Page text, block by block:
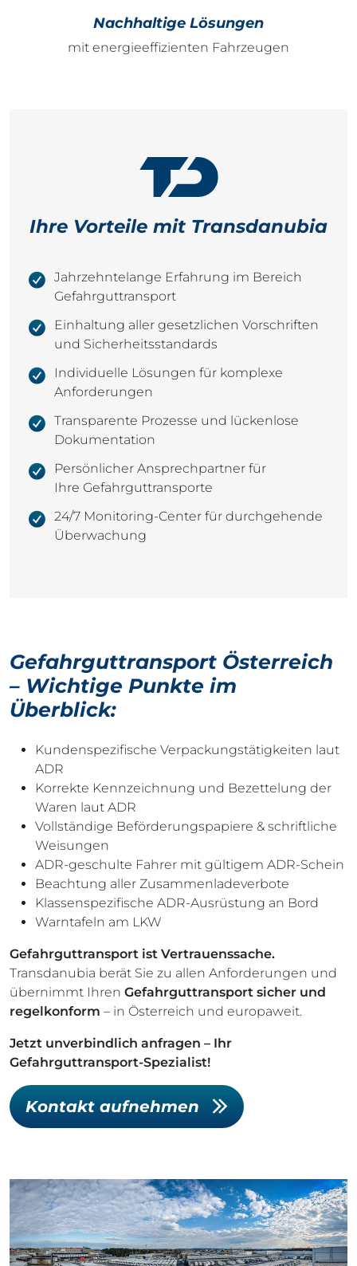
Nachhaltige Lösungen
mit energieeffizienten Fahrzeugen
Ihre Vorteile mit Transdanubia
Jahrzehntelange Erfahrung im Bereich
Gefahrguttransport
Einhaltung aller gesetzlichen Vorschriften
und Sicherheitsstandards
Individuelle Lösungen für komplexe
Anforderungen
Transparente Prozesse und lückenlose
Dokumentation
Persönlicher Ansprechpartner für
Ihre Gefahrguttransporte
24/7 Monitoring-Center für durchgehende
Überwachung
Gefahrguttransport Österreich
– Wichtige Punkte im
Überblick:
Kundenspezifische Verpackungstätigkeiten laut
ADR
Korrekte Kennzeichnung und Bezettelung der
Waren laut ADR
Vollständige Beförderungspapiere & schriftliche
Weisungen
ADR-geschulte Fahrer mit gültigem ADR-Schein
Beachtung aller Zusammenladeverbote
Klassenspezifische ADR-Ausrüstung an Bord
Warntafeln am LKW
Gefahrguttransport ist Vertrauenssache.
Transdanubia berät Sie zu allen Anforderungen und
übernimmt Ihren Gefahrguttransport sicher und
regelkonform – in Österreich und europaweit.
Jetzt unverbindlich anfragen – Ihr
Gefahrguttransport-Spezialist!
Kontakt aufnehmen